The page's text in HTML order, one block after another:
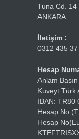
Tuna Cd. 14
ANKARA
İletişim :
0312 435
Hesap
Anlam Basın
Kuveyt Türk
IBAN: TR80
Hesap No
Hesap